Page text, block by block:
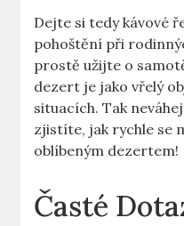
Dejte si tedy kávové
pohoštění při
prostě užijte o
dezert je jako vřelý
situacích. Tak
zjistíte, jak rychle se
oblíbeným dezertem!
Časté